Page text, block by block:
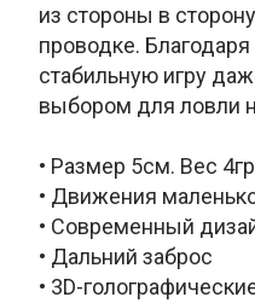
из стороны в
проводке.
стабильную игру
выбором для ловли
• Размер 5см. Вес
• Движения
• Современный
• Дальний заброс
• 3D-